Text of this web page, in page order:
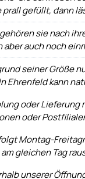
prall gefüllt, dann
sie nach
aber auch noch
seiner Größe
Ehrenfeld kann
oder Lieferung
oder
Montag-
gleichen Tag
unserer